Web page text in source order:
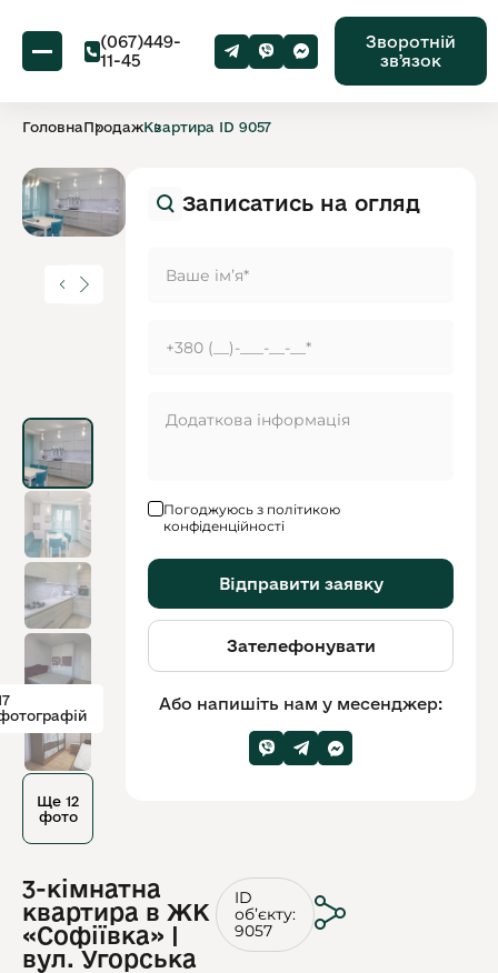
(067)449-
11-45
Зворотній
звʼязок
ГоловнаПродажКвартира ID 9057
Ще 12
фото
3-кімнатна
квартира в ЖК
«Софіївка» |
вул. Угорська
ID
обʼєкту:
9057
Записатись на огляд
Погоджуюсь з політикою
конфіденційності
Відправити заявку
Зателефонувати
Або напишіть нам у месенджер: